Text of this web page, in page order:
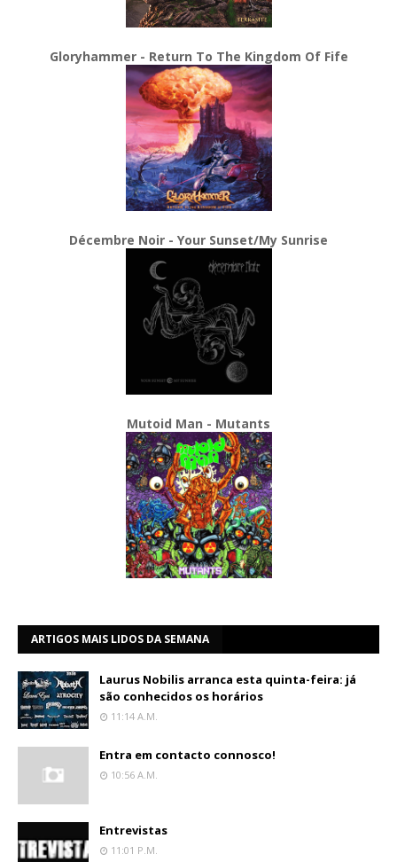
Gloryhammer - Return To The Kingdom Of Fife
Décembre Noir - Your Sunset/My Sunrise
Mutoid Man - Mutants
ARTIGOS MAIS LIDOS DA SEMANA
Laurus Nobilis arranca esta quinta-feira: já
são conhecidos os horários
11:14 A.m.
Entra em contacto connosco!
10:56 A.m.
Entrevistas
11:01 P.m.